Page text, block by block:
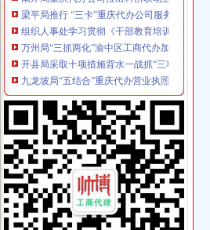
组织人事处学习贯彻《干部教育培训工作条例
万州局“三抓两化”渝中区工商代办加农民消费
开县局采取十项措施背水一战抓“三项整改”
九龙坡局“五结合”重庆代办营业执照积做好年
梁平局、消委隆重纪念 “3•15”渝中区代办营业
巫山局重庆代办公司3.15活动呈现三大点
九龙坡石坪桥工商所建立“四个一”重庆代办
重庆渝中区
重庆渝中区三大商圈联动主体验式消费-房产
重庆渝中区柳工装载机--销售电话（价格）
重庆渝中区闲置老旧楼宇改造升级造产业经济-
重庆代办营业执照
重庆鑫茂财务管理有限公司|重庆公司代办|重
重庆公司注册-代办公司注册-代办营业执照-网